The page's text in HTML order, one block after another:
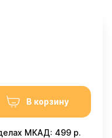
В корзину
МКАД: 499 р.